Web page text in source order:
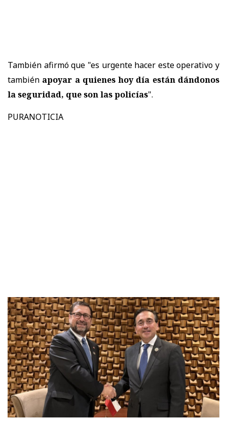
También afirmó que "es urgente hacer este operativo y
también apoyar a quienes hoy día están dándonos
la seguridad, que son las policías".
PURANOTICIA